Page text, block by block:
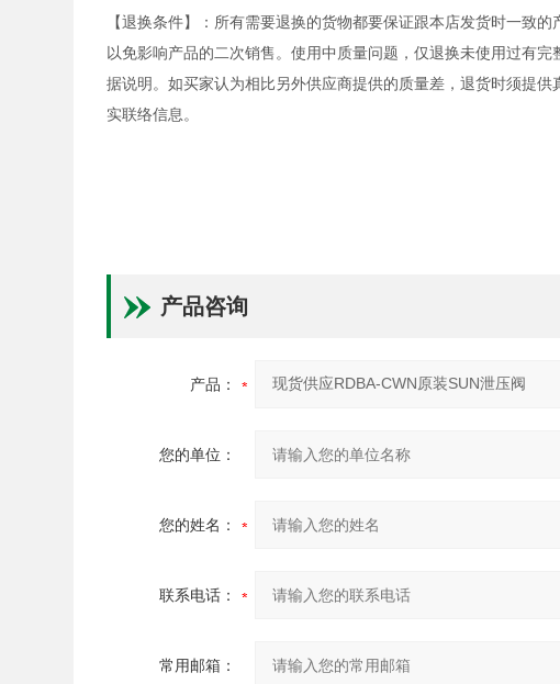
【退换条件】：所有需要退换的货物都要保证跟本店发货时一致
以免影响产品的二次销售。使用中质量问题，仅退换未使用过有
据说明。如买家认为相比另外供应商提供的质量差，退货时须提
实联络信息。
产品咨询
产品：
您的单位：
您的姓名：
联系电话：
常用邮箱：